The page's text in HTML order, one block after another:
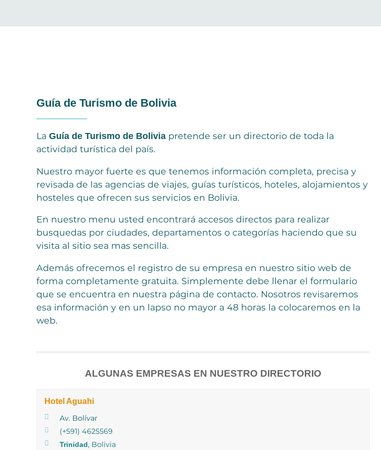
Guía de Turismo de Bolivia
La Guía de Turismo de Bolivia pretende ser un directorio de toda la
actividad turística del país.
Nuestro mayor fuerte es que tenemos información completa, precisa y
revisada de las agencias de viajes, guías turísticos, hoteles, alojamientos y
hosteles que ofrecen sus servicios en Bolivia.
En nuestro menu usted encontrará accesos directos para realizar
busquedas por ciudades, departamentos o categorías haciendo que su
visita al sitio sea mas sencilla.
Además ofrecemos el registro de su empresa en nuestro sitio web de
forma completamente gratuita. Simplemente debe llenar el formulario
que se encuentra en nuestra página de contacto. Nosotros revisaremos
esa información y en un lapso no mayor a 48 horas la colocaremos en la
web.
ALGUNAS EMPRESAS EN NUESTRO DIRECTORIO
Hotel Aguahi
Av. Bolívar
(+591) 4625569
Trinidad, Bolivia